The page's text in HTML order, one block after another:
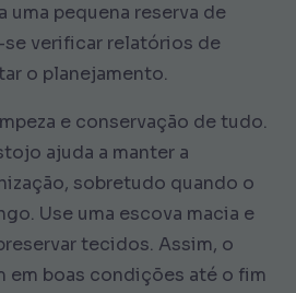
uma pequena reserva de
verificar relatórios de
o planejamento.
e conservação de tudo.
ajuda a manter a
sobretudo quando o
Use uma escova macia e
tecidos. Assim, o
em boas condições até o fim